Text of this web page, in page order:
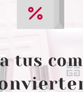
ESSENCE
ESSENCE LIFE IN CORAL
BRILLO DE LABIOS 01 10 ML